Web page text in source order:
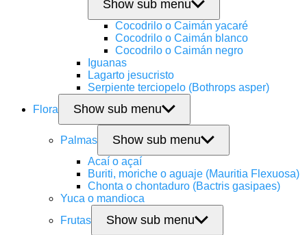
Show sub menu
Cocodrilo o Caimán yacaré
Cocodrilo o Caimán blanco
Cocodrilo o Caimán negro
Iguanas
Lagarto jesucristo
Serpiente terciopelo (Bothrops asper)
Flora
Show sub menu
Palmas Show sub menu
Acaí o açaí
Buriti, moriche o aguaje (Mauritia Flexuosa)
Chonta o chontaduro (Bactris gasipaes)
Yuca o mandioca
Frutas
Show sub menu